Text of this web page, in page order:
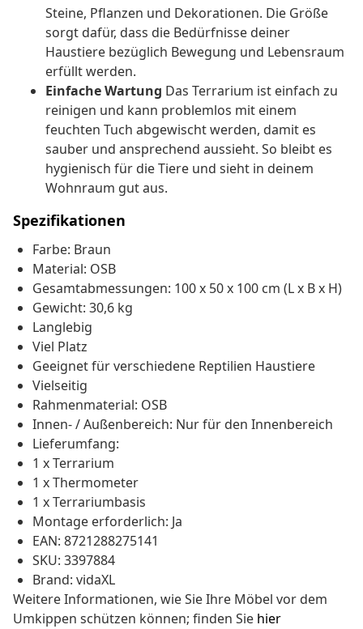
Steine, Pflanzen und Dekorationen. Die Größe
sorgt dafür, dass die Bedürfnisse deiner
Haustiere bezüglich Bewegung und Lebensraum
erfüllt werden.
Einfache Wartung Das Terrarium ist einfach zu
reinigen und kann problemlos mit einem
feuchten Tuch abgewischt werden, damit es
sauber und ansprechend aussieht. So bleibt es
hygienisch für die Tiere und sieht in deinem
Wohnraum gut aus.
Spezifikationen
Farbe: Braun
Material: OSB
Gesamtabmessungen: 100 x 50 x 100 cm (L x B x H)
Gewicht: 30,6 kg
Langlebig
Viel Platz
Geeignet für verschiedene Reptilien Haustiere
Vielseitig
Rahmenmaterial: OSB
Innen- / Außenbereich: Nur für den Innenbereich
Lieferumfang:
1 x Terrarium
1 x Thermometer
1 x Terrariumbasis
Montage erforderlich: Ja
EAN: 8721288275141
SKU: 3397884
Brand: vidaXL
Weitere Informationen, wie Sie Ihre Möbel vor dem
Umkippen schützen können; finden Sie hier